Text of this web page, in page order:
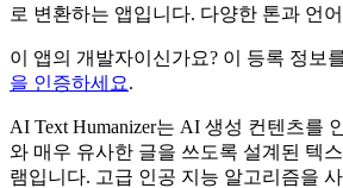
로 변환하는 앱입니다. 다양한 톤과 언
이 앱의 개발자이신가요? 이 등록 정보
을 인증하세요.
AI Text Humanizer는 AI 생성 컨텐츠를
와 매우 유사한 글을 쓰도록 설계된 텍
램입니다. 고급 인공 지능 알고리즘을